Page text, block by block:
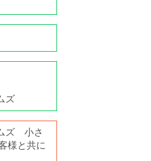
ズ
ズ 小さ
様と共に